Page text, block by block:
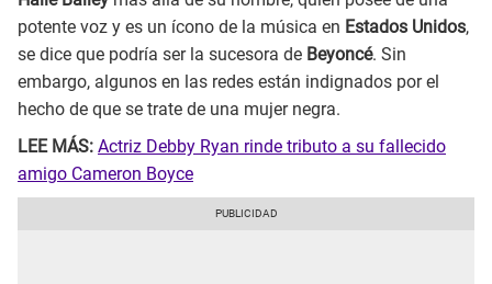
potente voz y es un ícono de la música en Estados Unidos,
se dice que podría ser la sucesora de Beyoncé. Sin
embargo, algunos en las redes están indignados por el
hecho de que se trate de una mujer negra.
LEE MÁS: Actriz Debby Ryan rinde tributo a su fallecido
amigo Cameron Boyce